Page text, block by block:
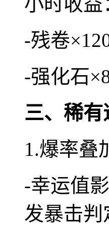
-残卷
-强化石
三、稀
1.爆率叠
-幸运值
发暴击判